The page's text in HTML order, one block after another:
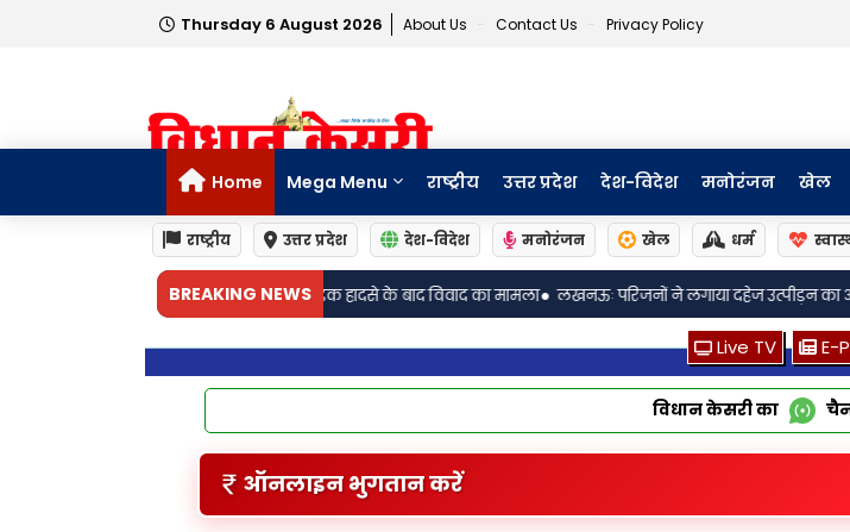
Thursday 6 August 2026 About Us Contact Us Privacy Policy
Home Mega Menu राष्ट्रीय उत्तर प्रदेश देश-विदेश मनोरंजन खेल
राष्ट्रीय उत्तर प्रदेश देश-विदेश मनोरंजन खेल धर्म
BREAKING NEWS
बोली- सड़क हादसे के बाद विवाद का मामला• लखनऊः परिजनों ने लगाया दहेज उत्पीड़न का आरोप, विवाहिता की संदिग्ध
Live TV E-
विधान केसरी का
ऑनलाइन भुगतान करें